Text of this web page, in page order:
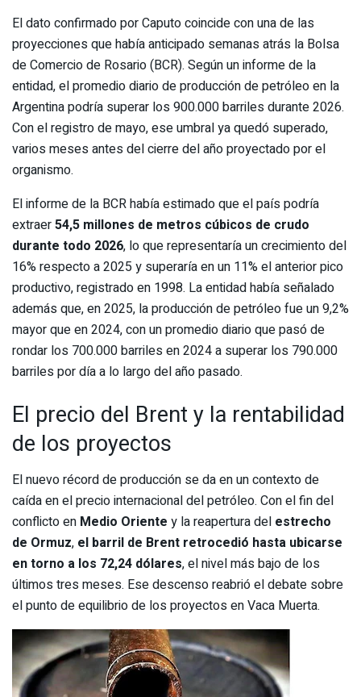
El dato confirmado por Caputo coincide con una de las
proyecciones que había anticipado semanas atrás la Bolsa
de Comercio de Rosario (BCR). Según un informe de la
entidad, el promedio diario de producción de petróleo en la
Argentina podría superar los 900.000 barriles durante 2026.
Con el registro de mayo, ese umbral ya quedó superado,
varios meses antes del cierre del año proyectado por el
organismo.
El informe de la BCR había estimado que el país podría
extraer54,5 millones de metros cúbicos de crudo
durante todo 2026, lo que representaría un crecimiento del
16% respecto a 2025 y superaría en un 11% el anterior pico
productivo, registrado en 1998. La entidad había señalado
además que, en 2025, la producción de petróleo fue un 9,2%
mayor que en 2024, con un promedio diario que pasó de
rondar los 700.000 barriles en 2024 a superar los 790.000
barriles por día a lo largo del año pasado.
El precio del Brent y la rentabilidad
de los proyectos
El nuevo récord de producción se da en un contexto de
caída en el precio internacional del petróleo. Con el fin del
conflicto en Medio Oriente y la reapertura del estrecho
de Ormuz, el barril de Brent retrocedió hasta ubicarse
en torno a los 72,24 dólares, el nivel más bajo de los
últimos tres meses. Ese descenso reabrió el debate sobre
el punto de equilibrio de los proyectos en Vaca Muerta.